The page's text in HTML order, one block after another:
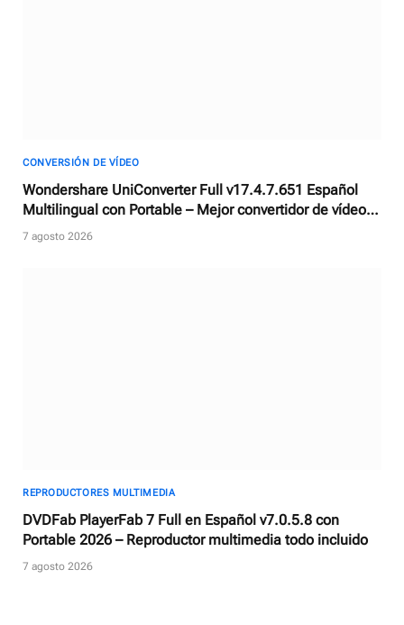
CONVERSIÓN DE VÍDEO
Wondershare UniConverter Full v17.4.7.651 Español
Multilingual con Portable – Mejor convertidor de vídeos
con AI
7 agosto 2026
REPRODUCTORES MULTIMEDIA
DVDFab PlayerFab 7 Full en Español v7.0.5.8 con
Portable 2026 – Reproductor multimedia todo incluido
7 agosto 2026